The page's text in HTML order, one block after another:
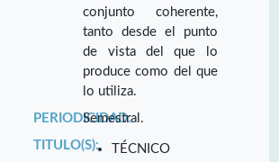
conjunto coherente,
tanto desde el punto
de vista del que lo
produce como del que
lo utiliza.
PERIODICIDAD:
Semestral.
TITULO(S):
TÉCNICO